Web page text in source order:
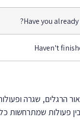
Have you already
Haven't
הרגלים, שגרה
שמתרחשות